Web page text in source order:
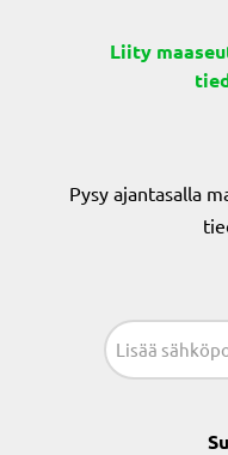
Liity
Pysy ajantasalla